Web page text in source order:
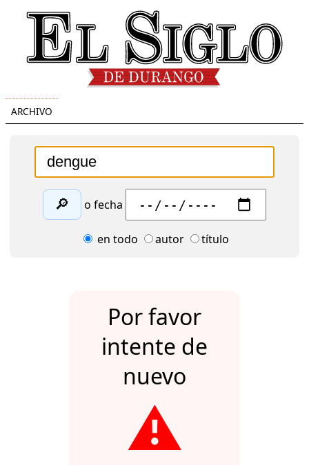
ARCHIVO
🔎 o fecha
en todo autor título
Por favor
intente de
nuevo
⚠️